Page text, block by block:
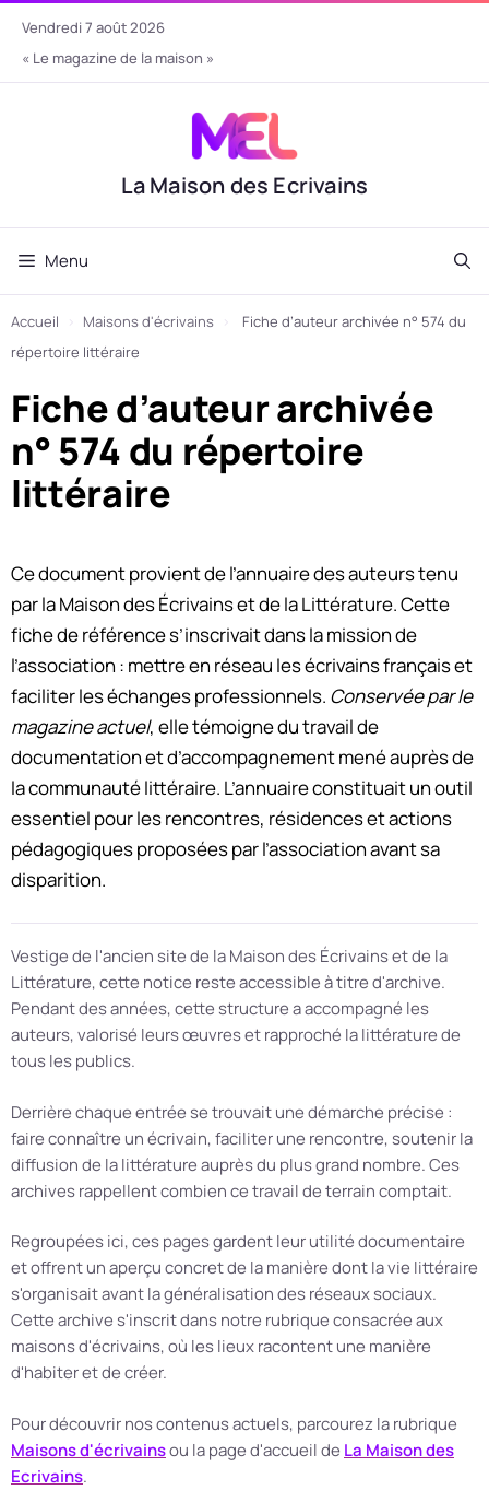
vendredi 7 août 2026
« Le magazine de la maison »
La Maison des Ecrivains
Menu
Accueil Maisons d'écrivains
Fiche d’auteur archivée n° 574 du
répertoire littéraire
Fiche d’auteur archivée
n° 574 du répertoire
littéraire
Ce document provient de l’annuaire des auteurs tenu
par la Maison des Écrivains et de la Littérature. Cette
fiche de référence s’inscrivait dans la mission de
l’association : mettre en réseau les écrivains français et
faciliter les échanges professionnels. Conservée par le
magazine actuel, elle témoigne du travail de
documentation et d’accompagnement mené auprès de
la communauté littéraire. L’annuaire constituait un outil
essentiel pour les rencontres, résidences et actions
pédagogiques proposées par l’association avant sa
disparition.
Vestige de l'ancien site de la Maison des Écrivains et de la
Littérature, cette notice reste accessible à titre d'archive.
Pendant des années, cette structure a accompagné les
auteurs, valorisé leurs œuvres et rapproché la littérature de
tous les publics.
Derrière chaque entrée se trouvait une démarche précise :
faire connaître un écrivain, faciliter une rencontre, soutenir la
diffusion de la littérature auprès du plus grand nombre. Ces
archives rappellent combien ce travail de terrain comptait.
Regroupées ici, ces pages gardent leur utilité documentaire
et offrent un aperçu concret de la manière dont la vie littéraire
s'organisait avant la généralisation des réseaux sociaux.
Cette archive s'inscrit dans notre rubrique consacrée aux
maisons d'écrivains, où les lieux racontent une manière
d'habiter et de créer.
Pour découvrir nos contenus actuels, parcourez la rubrique
Maisons d'écrivainsou la page d'accueil de La Maison des
Ecrivains.